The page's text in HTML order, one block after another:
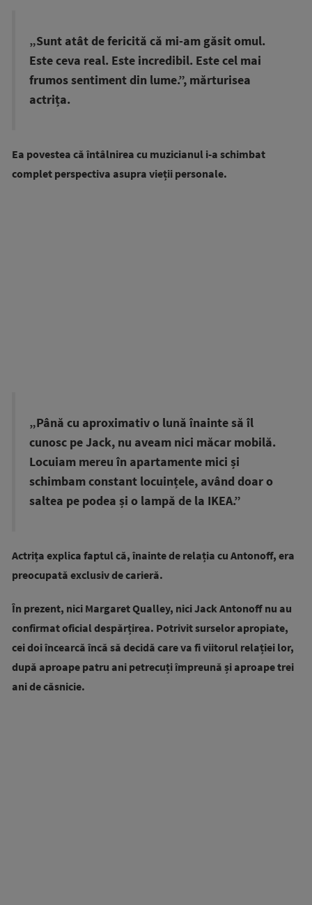
„Sunt atât de fericită că mi-am găsit omul.
Este ceva real. Este incredibil. Este cel mai
frumos sentiment din lume.”, mărturisea
actrița.
Ea povestea că întâlnirea cu muzicianul i-a schimbat
complet perspectiva asupra vieții personale.
„Până cu aproximativ o lună înainte să îl
cunosc pe Jack, nu aveam nici măcar mobilă.
Locuiam mereu în apartamente mici și
schimbam constant locuințele, având doar o
saltea pe podea și o lampă de la IKEA.”
Actrița explica faptul că, înainte de relația cu Antonoff, era
preocupată exclusiv de carieră.
În prezent, nici Margaret Qualley, nici Jack Antonoff nu au
confirmat oficial despărțirea. Potrivit surselor apropiate,
cei doi încearcă încă să decidă care va fi viitorul relației lor,
după aproape patru ani petrecuți împreună și aproape trei
ani de căsnicie.